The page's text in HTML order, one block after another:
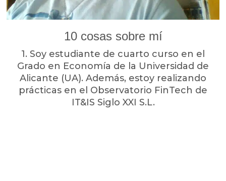
10 cosas sobre mí
1. Soy estudiante de cuarto curso en el
Grado en Economía de la Universidad de
Alicante (UA). Además, estoy realizando
prácticas en el Observatorio FinTech de
IT&IS Siglo XXI S.L.